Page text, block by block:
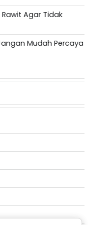
Agar Tidak
Mudah Percaya